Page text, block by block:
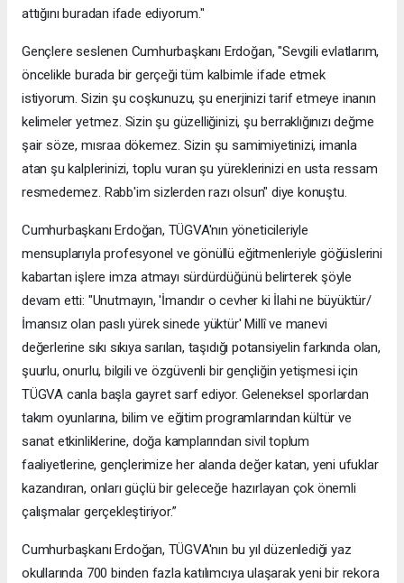
attığını buradan ifade ediyorum."
Gençlere seslenen Cumhurbaşkanı Erdoğan, "Sevgili evlatlarım,
öncelikle burada bir gerçeği tüm kalbimle ifade etmek
istiyorum. Sizin şu coşkunuzu, şu enerjinizi tarif etmeye inanın
kelimeler yetmez. Sizin şu güzelliğinizi, şu berraklığınızı değme
şair söze, mısraa dökemez. Sizin şu samimiyetinizi, imanla
atan şu kalplerinizi, toplu vuran şu yüreklerinizi en usta ressam
resmedemez. Rabb'im sizlerden razı olsun" diye konuştu.
Cumhurbaşkanı Erdoğan, TÜGVA'nın yöneticileriyle
mensuplarıyla profesyonel ve gönüllü eğitmenleriyle göğüslerini
kabartan işlere imza atmayı sürdürdüğünü belirterek şöyle
devam etti: "Unutmayın, 'İmandır o cevher ki İlahi ne büyüktür/
İmansız olan paslı yürek sinede yüktür' Millî ve manevi
değerlerine sıkı sıkıya sarılan, taşıdığı potansiyelin farkında olan,
şuurlu, onurlu, bilgili ve özgüvenli bir gençliğin yetişmesi için
TÜGVA canla başla gayret sarf ediyor. Geleneksel sporlardan
takım oyunlarına, bilim ve eğitim programlarından kültür ve
sanat etkinliklerine, doğa kamplarından sivil toplum
faaliyetlerine, gençlerimize her alanda değer katan, yeni ufuklar
kazandıran, onları güçlü bir geleceğe hazırlayan çok önemli
çalışmalar gerçekleştiriyor.”
Cumhurbaşkanı Erdoğan, TÜGVA'nın bu yıl düzenlediği yaz
okullarında 700 binden fazla katılımcıya ulaşarak yeni bir rekora